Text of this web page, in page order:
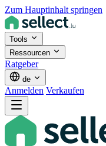
Zum Hauptinhalt springen
Tools
Ressourcen
Ratgeber
de
Anmelden Verkaufen